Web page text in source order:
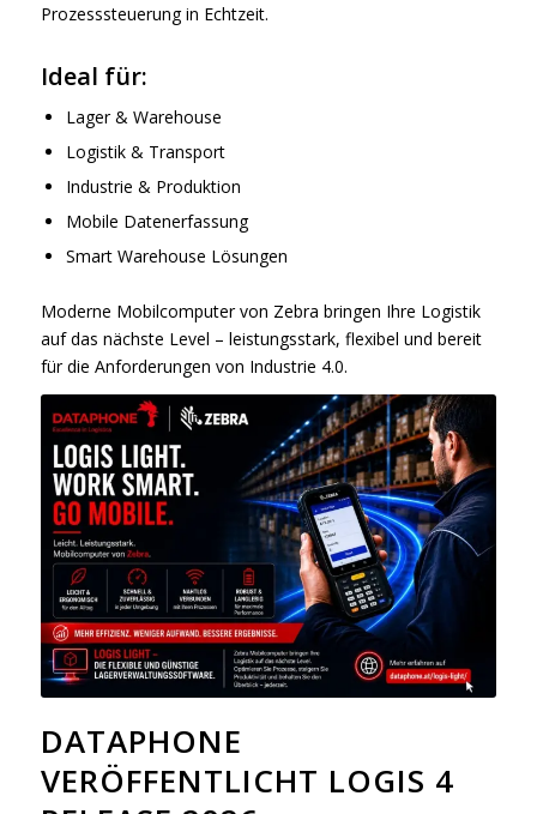
Prozesssteuerung in Echtzeit.
Ideal für:
Lager & Warehouse
Logistik & Transport
Industrie & Produktion
Mobile Datenerfassung
Smart Warehouse Lösungen
Moderne Mobilcomputer von Zebra bringen Ihre Logistik
auf das nächste Level – leistungsstark, flexibel und bereit
für die Anforderungen von Industrie 4.0.
DATAPHONE
VERÖFFENTLICHT LOGIS 4